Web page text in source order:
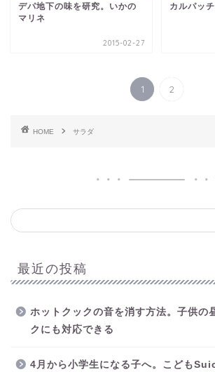
デパ地下の味を研究。いかの
マリネ
2015-02-27
カルパッ
1 2
HOME サラダ
最近の投稿
ホットクックの音を消す方法。子供の
クにも対応できる
4月から小学生になる子へ。こども